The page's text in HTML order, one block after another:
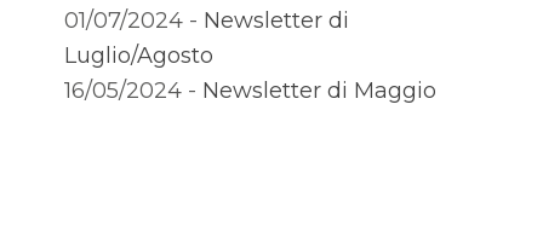
01/07/2024 - Newsletter di
Luglio/Agosto
16/05/2024 - Newsletter di Maggio